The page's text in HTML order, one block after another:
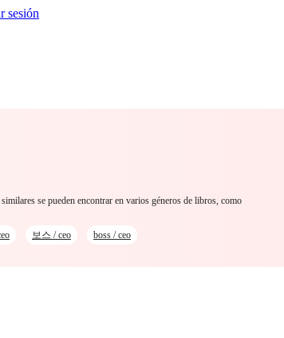
sesión
se pueden encontrar en varios géneros de libros, como
보스 / ceo boss / ceo